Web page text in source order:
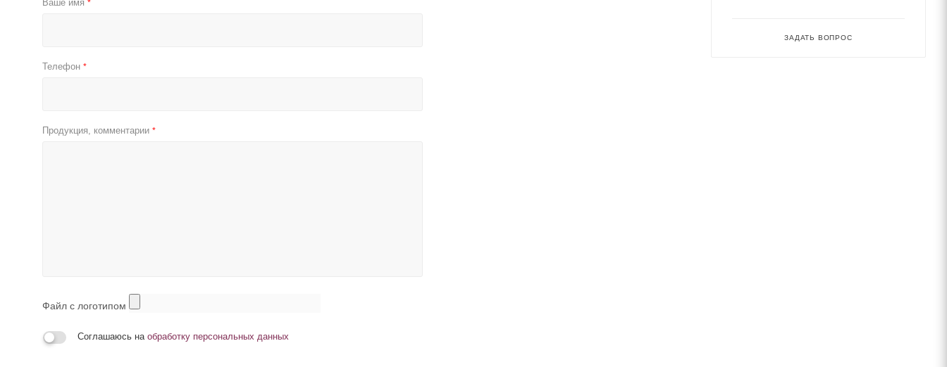
Ваше имя *
Телефон *
Продукция, комментарии *
Файл с логотипом
Соглашаюсь на обработку персональных данных
ЗАДАТЬ ВОПРОС